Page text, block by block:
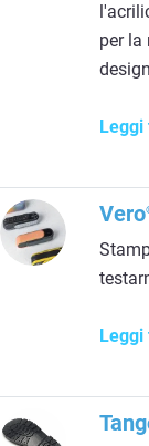
per la
Leggi
Vero
Leggi